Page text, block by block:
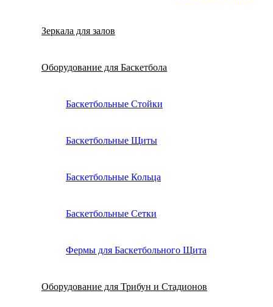
Зеркала для залов
Оборудование для Баскетбола
Баскетбольные Стойки
Баскетбольные Щиты
Баскетбольные Кольца
Баскетбольные Сетки
Фермы для Баскетбольного Щита
Оборудование для Трибун и Стадионов